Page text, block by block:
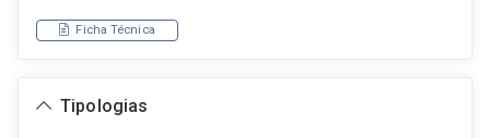
Ficha Técnica
Tipologias